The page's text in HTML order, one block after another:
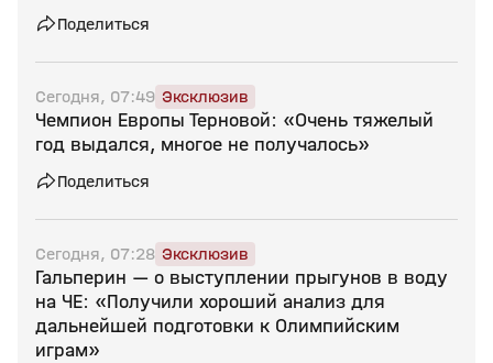
Поделиться
Сегодня, 07:49 Эксклюзив
Чемпион Европы Терновой: «Очень тяжелый
год выдался, многое не получалось»
Поделиться
Сегодня, 07:28 Эксклюзив
Гальперин — о выступлении прыгунов в воду
на ЧЕ: «Получили хороший анализ для
дальнейшей подготовки к Олимпийским
играм»